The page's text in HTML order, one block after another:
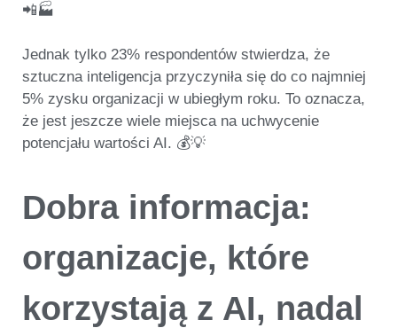
📲🏭
Jednak tylko 23% respondentów stwierdza, że
sztuczna inteligencja przyczyniła się do co najmniej
5% zysku organizacji w ubiegłym roku. To oznacza,
że jest jeszcze wiele miejsca na uchwycenie
potencjału wartości AI. 💰💡
Dobra informacja:
organizacje, które
korzystają z AI, nadal